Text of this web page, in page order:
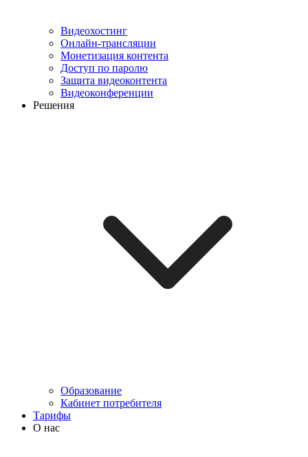
Видеохостинг
Онлайн-трансляции
Монетизация контента
Доступ по паролю
Защита видеоконтента
Видеоконференции
Решения
Образование
Кабинет потребителя
Тарифы
О нас